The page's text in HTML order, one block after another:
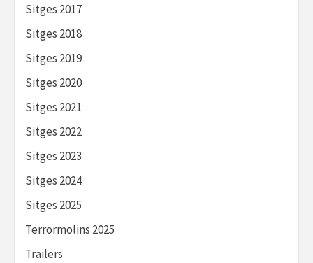
Sitges 2017
Sitges 2018
Sitges 2019
Sitges 2020
Sitges 2021
Sitges 2022
Sitges 2023
Sitges 2024
Sitges 2025
Terrormolins 2025
Trailers